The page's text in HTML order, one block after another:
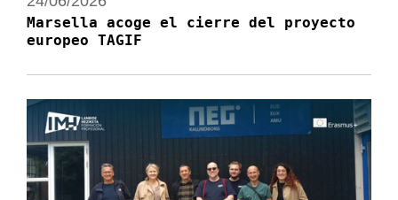
Marsella acoge el cierre del proyecto
europeo TAGIF